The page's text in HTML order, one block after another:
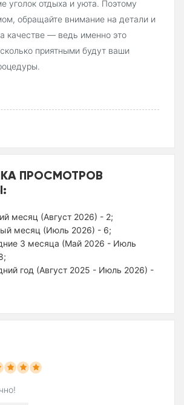
уголок отдыха и уюта. Поэтому
обращайте внимание на детали и
качестве — ведь именно это
приятными будут ваши
ПРОСМОТРОВ
месяц (Август 2026) - 2;
месяц (Июль 2026) - 6;
3 месяца (Май 2026 - Июль
год (Август 2025 - Июль 2026) -